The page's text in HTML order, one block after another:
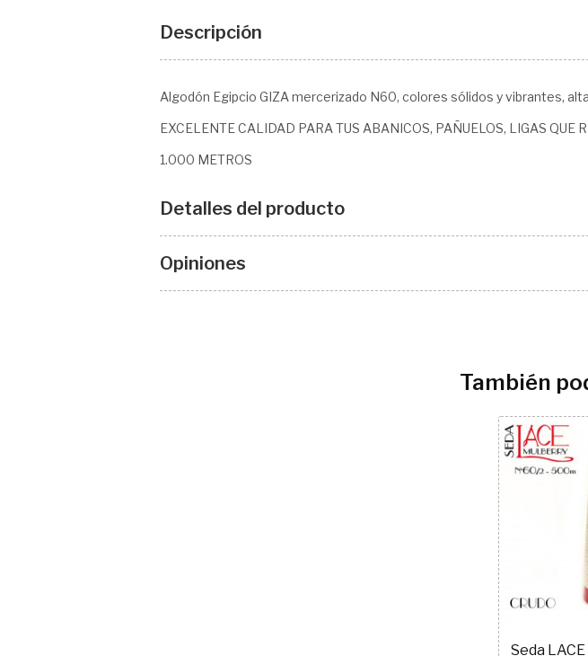
Descripción
Algodón Egipcio GIZA mercerizado N60, colores sólidos y vibrantes,
EXCELENTE CALIDAD PARA TUS ABANICOS, PAÑUELOS, LIGAS QUE
1.000 METROS
Detalles del producto
Opiniones
También